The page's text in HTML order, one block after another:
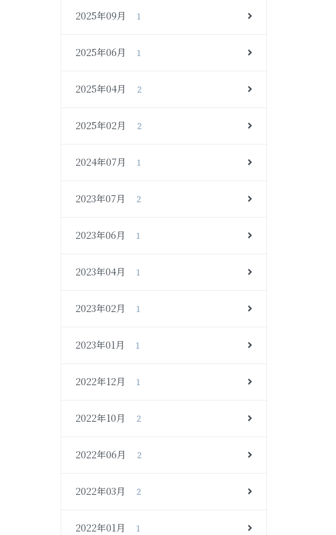
2025年09月 1
2025年06月 1
2025年04月 2
2025年02月 2
2024年07月 1
2023年07月 2
2023年06月 1
2023年04月 1
2023年02月 1
2023年01月 1
2022年12月 1
2022年10月 2
2022年06月 2
2022年03月 2
2022年01月 1